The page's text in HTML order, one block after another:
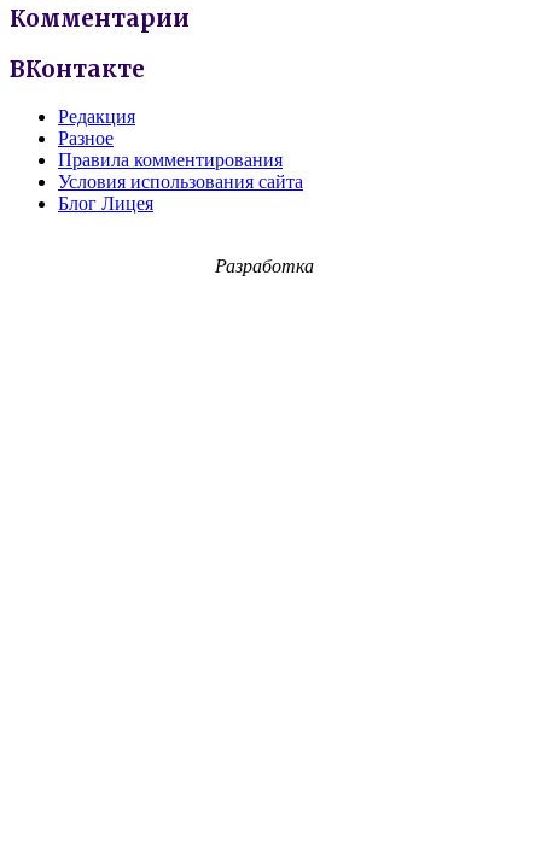
Комментарии
ВКонтакте
Редакция
Разное
Правила комментирования
Условия использования сайта
Блог Лицея
Разработка